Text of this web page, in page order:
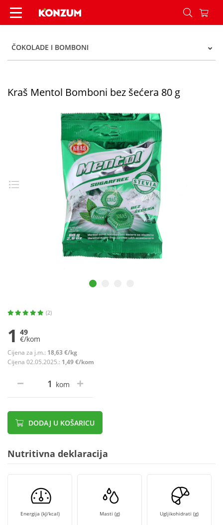
Kraš Mentol Bomboni 80 g - Konzum
ČOKOLADE I BOMBONI
Kraš Mentol Bomboni bez šećera 80 g
(2)
1 49
€/kom
Cijena za j.m.: 18,63 €/kg
Cijena 02.05.2025.: 1,49 €/kom
kom
DODAJ U KOŠARICU
Nutritivna deklaracija
Energija (kJ/kcal) Masti (g) Ugljikohidrati (g)